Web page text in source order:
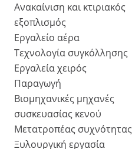
Ανακαίνιση και κτιριακός
εξοπλισμός
Εργαλείο αέρα
Τεχνολογία συγκόλλησης
Εργαλεία χειρός
Παραγωγή
Βιομηχανικές μηχανές
συσκευασίας κενού
Μετατροπέας συχνότητας
Ξυλουργική εργασία